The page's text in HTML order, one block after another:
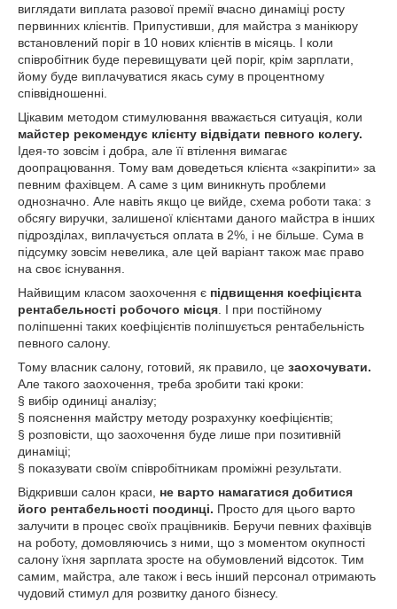
виглядати виплата разової премії вчасно динаміці росту
первинних клієнтів. Припустивши, для майстра з манікюру
встановлений поріг в 10 нових клієнтів в місяць. І коли
співробітник буде перевищувати цей поріг, крім зарплати,
йому буде виплачуватися якась суму в процентному
співвідношенні.
Цікавим методом стимулювання вважається ситуація, коли
майстер рекомендує клієнту відвідати певного колегу.
Ідея-то зовсім і добра, але її втілення вимагає
доопрацювання. Тому вам доведеться клієнта «закріпити» за
певним фахівцем. А саме з цим виникнуть проблеми
однозначно. Але навіть якщо це вийде, схема роботи така: з
обсягу виручки, залишеної клієнтами даного майстра в інших
підрозділах, виплачується оплата в 2%, і не більше. Сума в
підсумку зовсім невелика, але цей варіант також має право
на своє існування.
Найвищим класом заохочення є підвищення коефіцієнта
рентабельності робочого місця . І при постійному
поліпшенні таких коефіцієнтів поліпшується рентабельність
певного салону.
Тому власник салону, готовий, як правило, це заохочувати.
Але такого заохочення, треба зробити такі кроки:
§ вибір одиниці аналізу;
§ пояснення майстру методу розрахунку коефіцієнтів;
§ розповісти, що заохочення буде лише при позитивній
динаміці;
§ показувати своїм співробітникам проміжні результати.
Відкривши салон краси, не варто намагатися добитися
його рентабельності поодинці. Просто для цього варто
залучити в процес своїх працівників. Беручи певних фахівців
на роботу, домовляючись з ними, що з моментом окупності
салону їхня зарплата зросте на обумовлений відсоток. Тим
самим, майстра, але також і весь інший персонал отримають
чудовий стимул для розвитку даного бізнесу.